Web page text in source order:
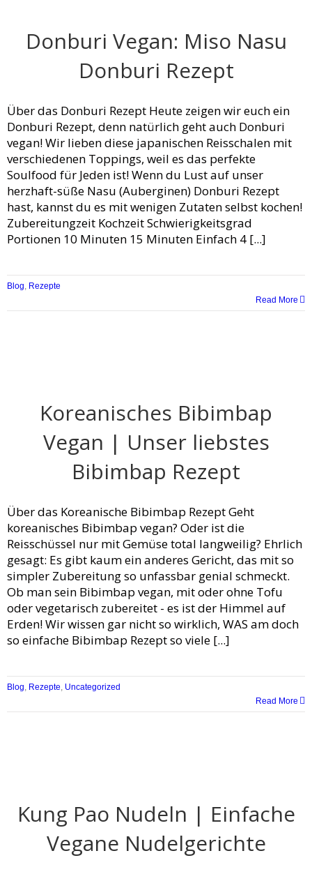
Donburi Vegan: Miso Nasu
Donburi Rezept
Über das Donburi Rezept Heute zeigen wir euch ein
Donburi Rezept, denn natürlich geht auch Donburi
vegan! Wir lieben diese japanischen Reisschalen mit
verschiedenen Toppings, weil es das perfekte
Soulfood für Jeden ist! Wenn du Lust auf unser
herzhaft-süße Nasu (Auberginen) Donburi Rezept
hast, kannst du es mit wenigen Zutaten selbst kochen!
Zubereitungzeit Kochzeit Schwierigkeitsgrad
Portionen 10 Minuten 15 Minuten Einfach 4 [...]
Blog, Rezepte
Read More
Koreanisches Bibimbap
Vegan | Unser liebstes
Bibimbap Rezept
Über das Koreanische Bibimbap Rezept Geht
koreanisches Bibimbap vegan? Oder ist die
Reisschüssel nur mit Gemüse total langweilig? Ehrlich
gesagt: Es gibt kaum ein anderes Gericht, das mit so
simpler Zubereitung so unfassbar genial schmeckt.
Ob man sein Bibimbap vegan, mit oder ohne Tofu
oder vegetarisch zubereitet - es ist der Himmel auf
Erden! Wir wissen gar nicht so wirklich, WAS am doch
so einfache Bibimbap Rezept so viele [...]
Blog, Rezepte, Uncategorized
Read More
Kung Pao Nudeln | Einfache
Vegane Nudelgerichte